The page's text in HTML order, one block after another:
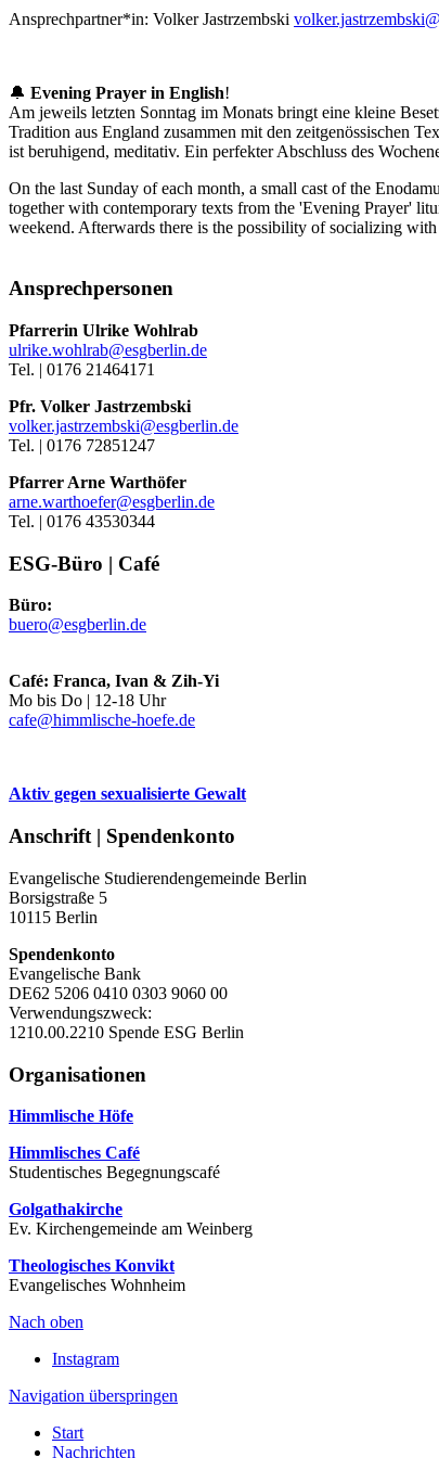
Ansprechpartner*in: Volker Jastrzembski
🔔 Evening Prayer in English!
Am jeweils letzten Sonntag im Monats bringt eine kleine
Tradition aus England zusammen mit den zeitgenössischen
ist beruhigend, meditativ. Ein perfekter Abschluss des
On the last Sunday of each month, a small cast of the
together with contemporary texts from the 'Evening Prayer'
weekend. Afterwards there is the possibility of socializing with
Ansprechpersonen
Pfarrerin Ulrike Wohlrab
ulrike.wohlrab@esgberlin.de
Tel. | 0176 21464171
Pfr. Volker Jastrzembski
volker.jastrzembski@esgberlin.de
Tel. | 0176 72851247
Pfarrer Arne Warthöfer
arne.warthoefer@esgberlin.de
Tel. | 0176 43530344
ESG-Büro | Café
Büro:
buero@esgberlin.de
Café: Franca, Ivan & Zih-Yi
Mo bis Do | 12-18 Uhr
cafe@himmlische-hoefe.de
Aktiv gegen sexualisierte Gewalt
Anschrift | Spendenkonto
Evangelische Studierendengemeinde Berlin
Borsigstraße 5
10115 Berlin
Spendenkonto
Evangelische Bank
DE62 5206 0410 0303 9060 00
Verwendungszweck:
1210.00.2210 Spende ESG Berlin
Organisationen
Himmlische Höfe
Himmlisches Café
Studentisches Begegnungscafé
Golgathakirche
Ev. Kirchengemeinde am Weinberg
Theologisches Konvikt
Evangelisches Wohnheim
Nach oben
Instagram
Navigation überspringen
Start
Nachrichten